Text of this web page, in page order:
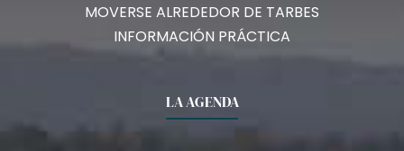
MOVERSE ALREDEDOR DE TARBES
INFORMACIÓN PRÁCTICA
LA AGENDA